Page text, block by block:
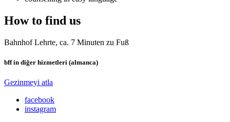
How to find us
Bahnhof Lehrte, ca. 7 Minuten zu Fuß
bff in diğer hizmetleri (almanca)
Gezinmeyi atla
facebook
instagram